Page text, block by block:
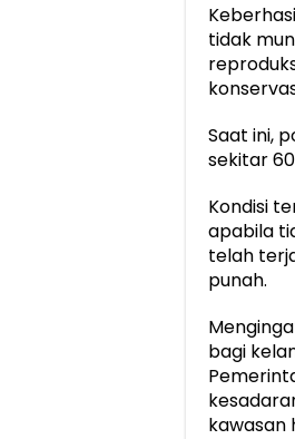
tidak
Saat ini,
sekitar
Kondisi
apabila
telah
punah.
bagi
kawasan